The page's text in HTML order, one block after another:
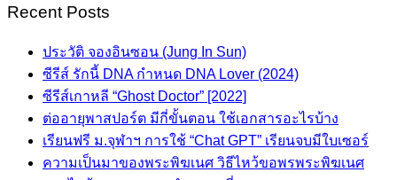
Recent Posts
ประวัติ จองอินซอน (Jung In Sun)
ซีรีส์ รักนี้ DNA กำหนด DNA Lover (2024)
ซีรีส์เกาหลี “Ghost Doctor” [2022]
ต่ออายุพาสปอร์ต มีกี่ขั้นตอน ใช้เอกสารอะไรบ้าง
เรียนฟรี ม.จุฬาฯ การใช้ “Chat GPT” เรียนจบมีใบเซอร์
ความเป็นมาของพระพิฆเนศ วิธีไหว้ขอพรพระพิฆเนศ